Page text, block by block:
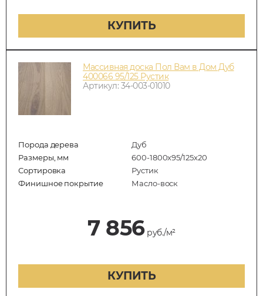
КУПИТЬ
Массивная доска Пол Вам в Дом Дуб
400066 95/125 Рустик
Артикул: 34-003-01010
Порода дерева
Дуб
Размеры, мм
600-1800x95/125x20
Сортировка
Рустик
Финишное покрытие
Масло-воск
7 856руб./м²
КУПИТЬ